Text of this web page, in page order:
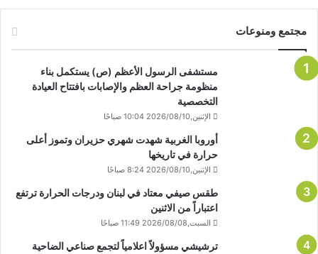
مجتمع ومنوعات
مستشفى الرسول الأعظم (ص) يستكمل بناء
منظومة جراحة العظم والإصابات بافتتاح العيادة
التخصصية
الإثنين,2026/08/10 10:04 صباحًا
أوروبا الغربية شهدت شهري حزيران وتموز أعلى
حرارة في تاريخها
الإثنين,2026/08/10 8:24 صباحًا
طقس صيفي معتاد في لبنان ودرجات الحرارة ترتفع
اعتباراً من الاثنين
السبت,2026/08/08 11:49 صباحًا
ترشيشي مسؤولاً اعلامياً لتجمع صناعي الضاحية